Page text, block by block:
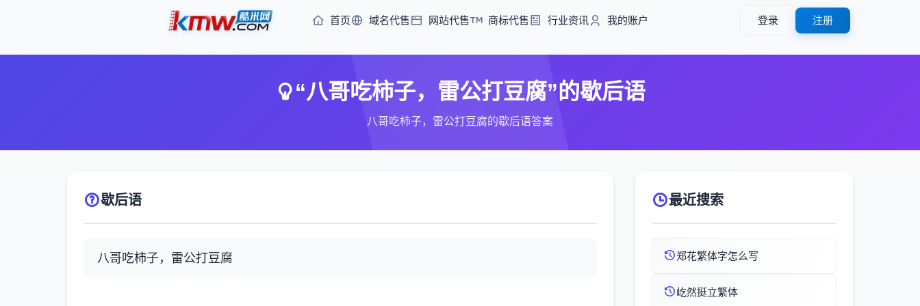
首页 域名代售 网站代售 商标代售 行业资讯 我的账户 登录 注册
“八哥吃柿子，雷公打豆腐”的歇后语
八哥吃柿子，雷公打豆腐的歇后语答案
歇后语
八哥吃柿子，雷公打豆腐
最近搜索
郑花繁体字怎么写
屹然挺立繁体